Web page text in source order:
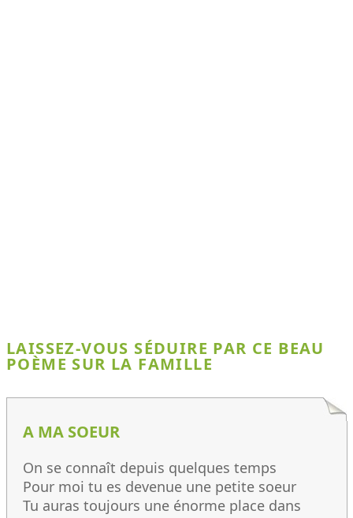
LAISSEZ-VOUS SÉDUIRE PAR CE BEAU
POÈME SUR LA FAMILLE
A MA SOEUR
On se connaît depuis quelques temps
Pour moi tu es devenue une petite soeur
Tu auras toujours une énorme place dans